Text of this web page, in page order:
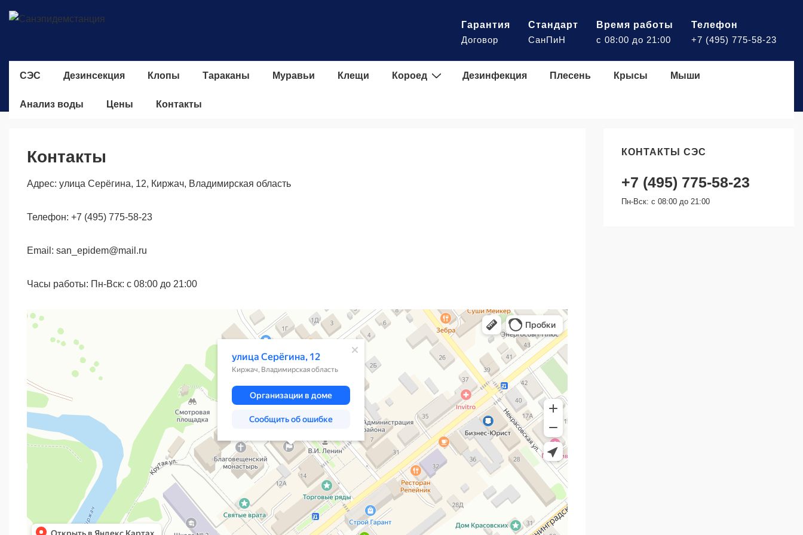
Перейти
содержимому
Гарантия
Договор
Стандарт
СанПиН
Время работы
с 08:00 до 21:00
Телефон
+7 (495) 775-58-23
Основная
СЭС Дезинсекция Клопы Тараканы Муравьи Клещи Короед Дезинфекция Плесень Крысы Мыши
Анализ воды Цены Контакты
Контакты
Адрес: улица Серёгина, 12, Киржач, Владимирская область
Телефон: +7 (495) 775-58-23
Email: san_epidem@mail.ru
Часы работы: Пн-Вск: с 08:00 до 21:00
КОНТАКТЫ СЭС
+7 (495) 775-58-23
Пн-Вск: с 08:00 до 21:00